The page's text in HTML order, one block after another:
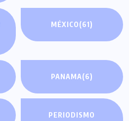
MÉXICO(61)
PANAMA(6)
PERIODISMO